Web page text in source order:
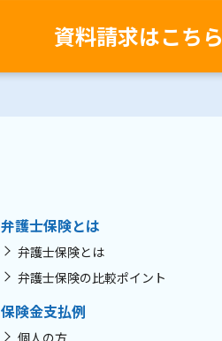
資料請求はこちら
弁護士保険とは
弁護士保険とは
弁護士保険の比較ポイント
保険金支払例
個人の方